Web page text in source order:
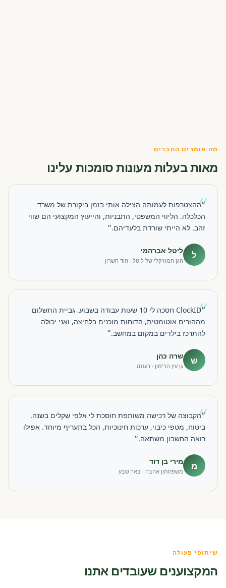
מה אומרים החברים
מאות בעלות מעונות סומכות עלינו
״
״ההצטרפות לעמותה הצילה אותי בזמן ביקורת של משרד
הכלכלה. הליווי המשפטי, התבניות, והייעוץ המקצועי הם שווי
זהב. לא הייתי שורדת בלעדיהם.״
ל ליטל אברהמי
הגן המוזיקלי של ליטל · הוד השרון
״
״ClockID חסכה לי 10 שעות עבודה בשבוע. גביית התשלום
מההורים אוטומטית, הדוחות מוכנים בלחיצה, ואני יכולה
להתרכז בילדים במקום במחשב.״
ש שרה כהן
גן עץ הרימון · רעננה
״
״הקבוצה של רכישה משותפת חוסכת לי אלפי שקלים בשנה.
ביטוח, מטפי כיבוי, ערכות חינוכיות, הכל בתעריף מיוחד. אפילו
רואה החשבון משתאה.״
מ מירי בן דוד
משפחתון אהבה · באר שבע
שיתופי פעולה
המקצוענים שעובדים אתנו